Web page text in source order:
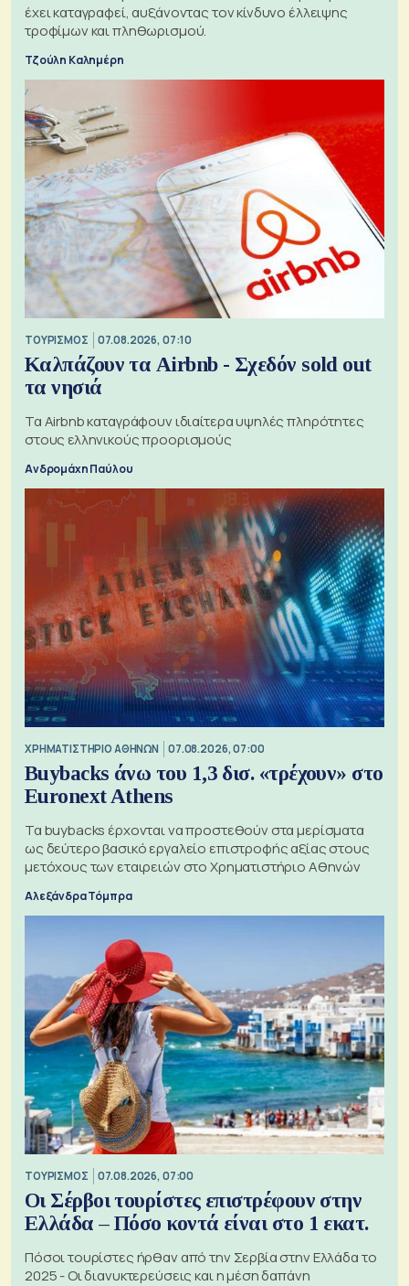
έχει καταγραφεί, αυξάνοντας τον κίνδυνο έλλειψης
τροφίμων και πληθωρισμού.
Τζούλη Καλημέρη
ΤΟΥΡΙΣΜΟΣ 07.08.2026, 07:10
Καλπάζουν τα Airbnb - Σχεδόν sold out
τα νησιά
Τα Airbnb καταγράφουν ιδιαίτερα υψηλές πληρότητες
στους ελληνικούς προορισμούς
Ανδρομάχη Παύλου
XΡΗΜΑΤΙΣΤΗΡΙΟ ΑΘΗΝΩΝ 07.08.2026, 07:00
Buybacks άνω του 1,3 δισ. «τρέχουν» στο
Euronext Athens
Τα buybacks έρχονται να προστεθούν στα μερίσματα
ως δεύτερο βασικό εργαλείο επιστροφής αξίας στους
μετόχους των εταιρειών στο Χρηματιστήριο Αθηνών
Αλεξάνδρα Τόμπρα
ΤΟΥΡΙΣΜΟΣ 07.08.2026, 07:00
Οι Σέρβοι τουρίστες επιστρέφουν στην
Ελλάδα – Πόσο κοντά είναι στο 1 εκατ.
Πόσοι τουρίστες ήρθαν από την Σερβία στην Ελλάδα το
2025 - Οι διανυκτερεύσεις και η μέση δαπάνη